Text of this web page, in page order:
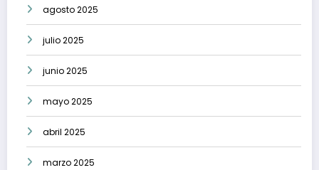
agosto 2025
julio 2025
junio 2025
mayo 2025
abril 2025
marzo 2025